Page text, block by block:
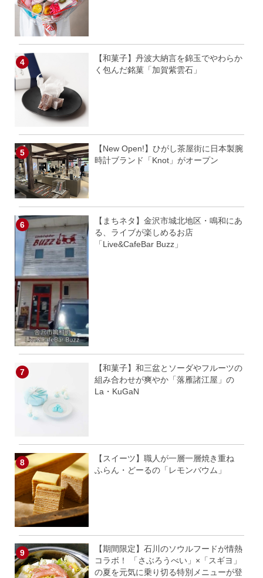
【和菓子】丹波大納言を錦玉でやわらか
く包んだ銘菓「加賀紫雲石」
【New Open!】ひがし茶屋街に日本製腕
時計ブランド「Knot」がオープン
【まちネタ】金沢市城北地区・鳴和にあ
る、ライブが楽しめるお店
「Live&CafeBar Buzz」
【和菓子】和三盆とソーダやフルーツの
組み合わせが爽やか「落雁諸江屋」の
La・KuGaN
【スイーツ】職人が一層一層焼き重ね
ふらん・どーるの「レモンバウム」
【期間限定】石川のソウルフードが情熱
コラボ！ 「さぶろうべい」×「スギヨ」
の夏を元気に乗り切る特別メニューが登